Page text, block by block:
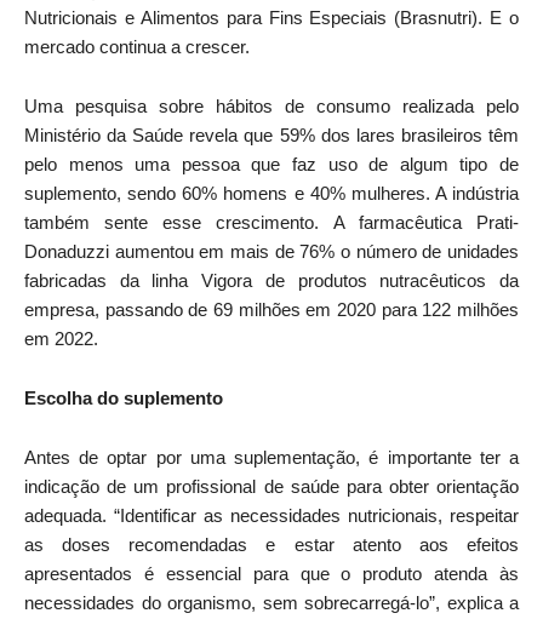
Nutricionais e Alimentos para Fins Especiais (Brasnutri). E o
mercado continua a crescer.
Uma pesquisa sobre hábitos de consumo realizada pelo
Ministério da Saúde revela que 59% dos lares brasileiros têm
pelo menos uma pessoa que faz uso de algum tipo de
suplemento, sendo 60% homens e 40% mulheres. A indústria
também sente esse crescimento. A farmacêutica Prati-
Donaduzzi aumentou em mais de 76% o número de unidades
fabricadas da linha Vigora de produtos nutracêuticos da
empresa, passando de 69 milhões em 2020 para 122 milhões
em 2022.
Escolha do suplemento
Antes de optar por uma suplementação, é importante ter a
indicação de um profissional de saúde para obter orientação
adequada. “Identificar as necessidades nutricionais, respeitar
as doses recomendadas e estar atento aos efeitos
apresentados é essencial para que o produto atenda às
necessidades do organismo, sem sobrecarregá-lo”, explica a